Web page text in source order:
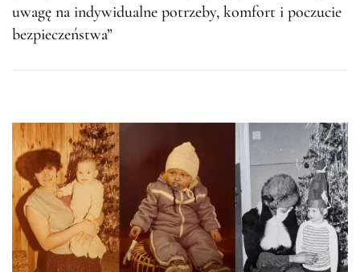
uwagę na indywidualne potrzeby, komfort i poczucie
bezpieczeństwa”